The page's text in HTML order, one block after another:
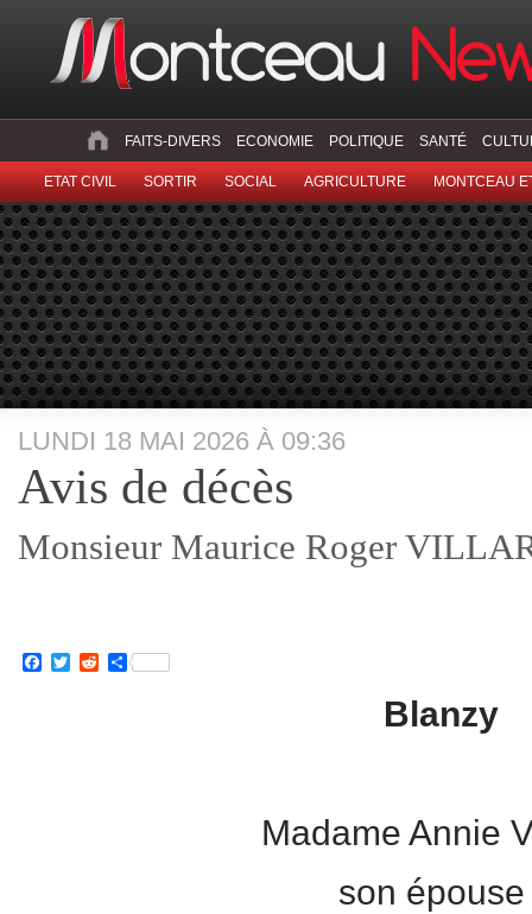
FAITS-DIVERS ECONOMIE POLITIQUE SANTÉ
ETAT CIVIL SORTIR SOCIAL AGRICULTURE MONTCEAU
LUNDI 18 MAI 2026 À 09:36
Avis de décès
Monsieur Maurice Roger
Facebook
TwitterRedditPartager
Blanzy
Madame Annie
son épouse